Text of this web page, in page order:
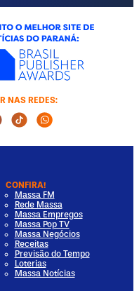
NAS REDES:
MediaMedia
Social Media
Twitter Social Media
Tiktok Social Media
Whatsapp
CONFIRA!
Massa FM
Rede Massa
Massa Empregos
Massa Pop TV
Massa Negócios
Receitas
Previsão do Tempo
Loterias
Massa Notícias